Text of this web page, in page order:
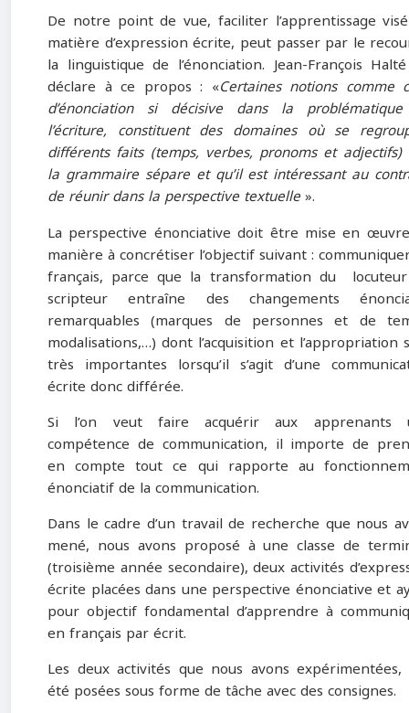
De notre point de vue, faciliter l’apprentissage
matière d’expression écrite, peut passer par le
la linguistique de l’énonciation. Jean-François
déclare à ce propos : «Certaines notions comme
d’énonciation si décisive dans la
l’écriture, constituent des domaines où se
différents faits (temps, verbes, pronoms et adjectifs)
la grammaire sépare et qu’il est intéressant au
de réunir dans la perspective textuelle».
La perspective énonciative doit être mise en
manière à concrétiser l’objectif suivant :
français, parce que la transformation du
scripteur entraîne des changements
remarquables (marques de personnes et de
modalisations,…) dont l’acquisition et l’appropriation
très importantes lorsqu’il s’agit d’une
écrite donc différée.
Si l’on veut faire acquérir aux apprenants
compétence de communication, il importe de
en compte tout ce qui rapporte au
énonciatif de la communication.
Dans le cadre d’un travail de recherche que nous
mené, nous avons proposé à une classe de
(troisième année secondaire), deux activités
écrite placées dans une perspective énonciative et
pour objectif fondamental d’apprendre à
en français par écrit.
Les deux activités que nous avons
été posées sous forme de tâche avec des consignes.